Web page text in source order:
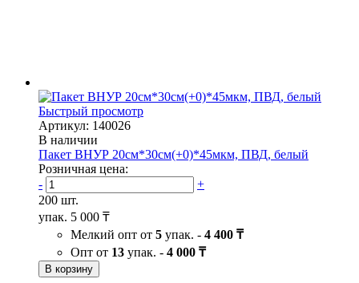
Быстрый просмотр
Артикул: 140026
В наличии
Пакет ВНУР 20см*30см(+0)*45мкм, ПВД, белый
Розничная цена:
-
+
200 шт.
упак. 5 000 ₸
Мелкий опт от 5 упак. - 4 400 ₸
Опт от 13 упак. - 4 000 ₸
В корзину